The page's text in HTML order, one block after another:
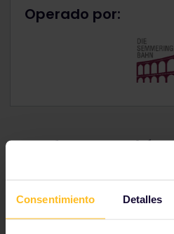
Consentimiento Detalles
Operado por: